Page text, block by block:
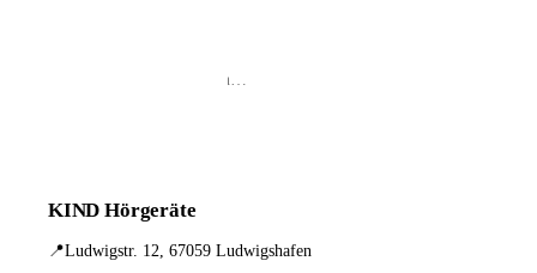
KIND Hörgeräte
📍Ludwigstr. 12, 67059 Ludwigshafen